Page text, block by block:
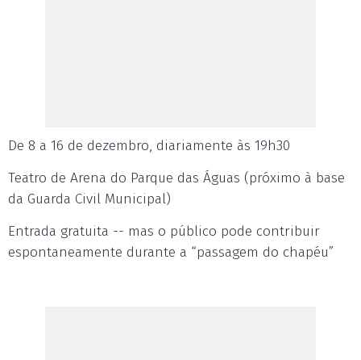
De 8 a 16 de dezembro, diariamente às 19h30
Teatro de Arena do Parque das Águas (próximo à base
da Guarda Civil Municipal)
Entrada gratuita -- mas o público pode contribuir
espontaneamente durante a “passagem do chapéu”